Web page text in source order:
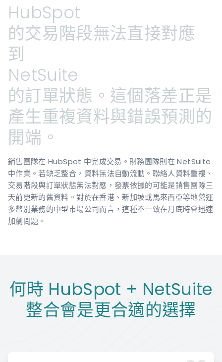
HubSpot
的交易階段無法直接對應
到
NetSuite
的訂單狀態。這個落差正是
產生重複資料與錯誤預測的
開端。
銷售團隊在 HubSpot 中完成交易。財務團隊則在 NetSuite
中作業。若缺乏整合，資料無法自動流動。聯絡人資料重複、
交易階段與訂單狀態無法對應，發票依據的可能是銷售團隊三
天前更新的舊資料。對於在香港、新加坡或馬來西亞等地營運
多幣別業務的中型市場公司而言，這種不一致在月底時會迅速
加劇問題。
何時 HubSpot + NetSuite
整合會是更合適的選擇